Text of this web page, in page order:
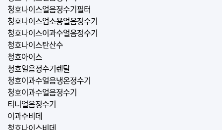
청호나이스얼음정수기필터
청호나이스업소용얼음정수기
청호나이스이과수얼음정수기
청호나이스탄산수
청호아이스
청호얼음정수기렌탈
청호이과수얼음냉온정수기
청호이과수얼음정수기
티니얼음정수기
이과수비데
청호나이스비데